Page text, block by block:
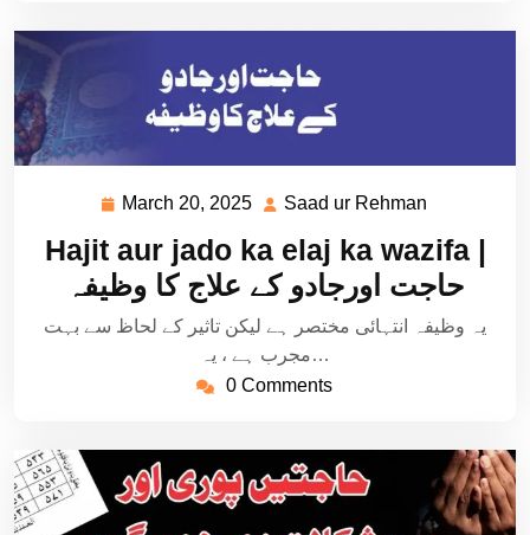
March 20, 2025 March
2025
Saad ur Rehman
Rehman
Hajit aur jado ka elaj ka wazifa |
حاجت اورجادو کے علاج کا وظیفہ
یہ وظیفہ انتہائی مختصر ہے لیکن تاثیر کے لحاظ سے بہت
مجرب ہے ، یہ…
0 Comments